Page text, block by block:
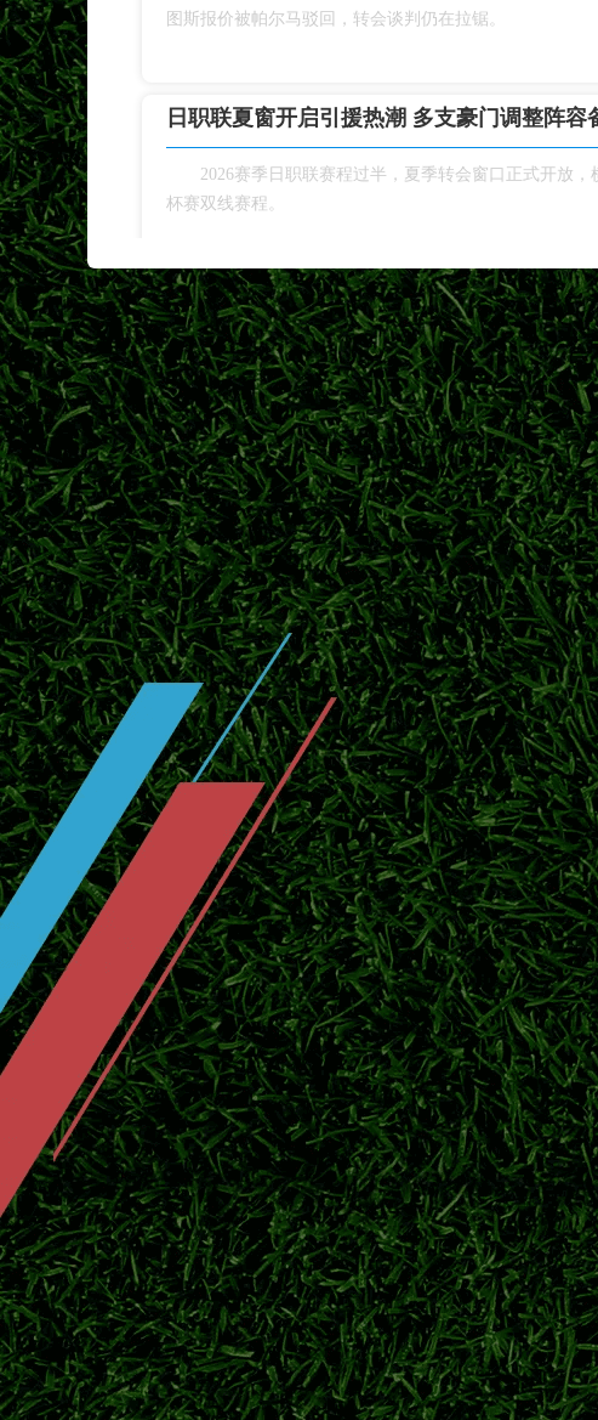
图斯报价被帕尔马驳回，转会谈判仍在拉锯。
日职联夏窗开启引援热潮 多支豪门调整阵容
2026赛季日职联赛程过半，夏季转会窗口正式开放
杯赛双线赛程。
日职联冠军次数排名！鹿岛、横滨水手、川
盘点J1联赛历史夺冠榜单，鹿岛鹿角领跑，详解横
局。
日职
横滨水手开启季前热身，补强阵容冲击新赛
2026日职联临近开赛，横滨水手投入季前热身备战
官宣！川村拓梦回归广岛三箭补强中场
北京时间7月25日官方消息，日本中场川村拓梦离开
赛。
东京绿茵敲定中场新援！补强中场，全力冲
2026日职联夏窗持续运作，东京绿茵签下实力派中
鹿岛鹿角官宣广濑陆斗回归！补强防线冲击
日职联豪门鹿岛鹿角正式签下后卫广濑陆斗，球员
队下半程联赛争冠。
伊东纯也VS前田大然！日本两大前锋特点与
2026美加墨世界杯落下帷幕，伊东纯也与前田大然
俱乐部新赛季赛场表现。
大阪钢巴夏窗阵容全面更新！8月7日迎战浦
2026/27跨年日职联开赛在即，盘点大阪钢巴夏窗人